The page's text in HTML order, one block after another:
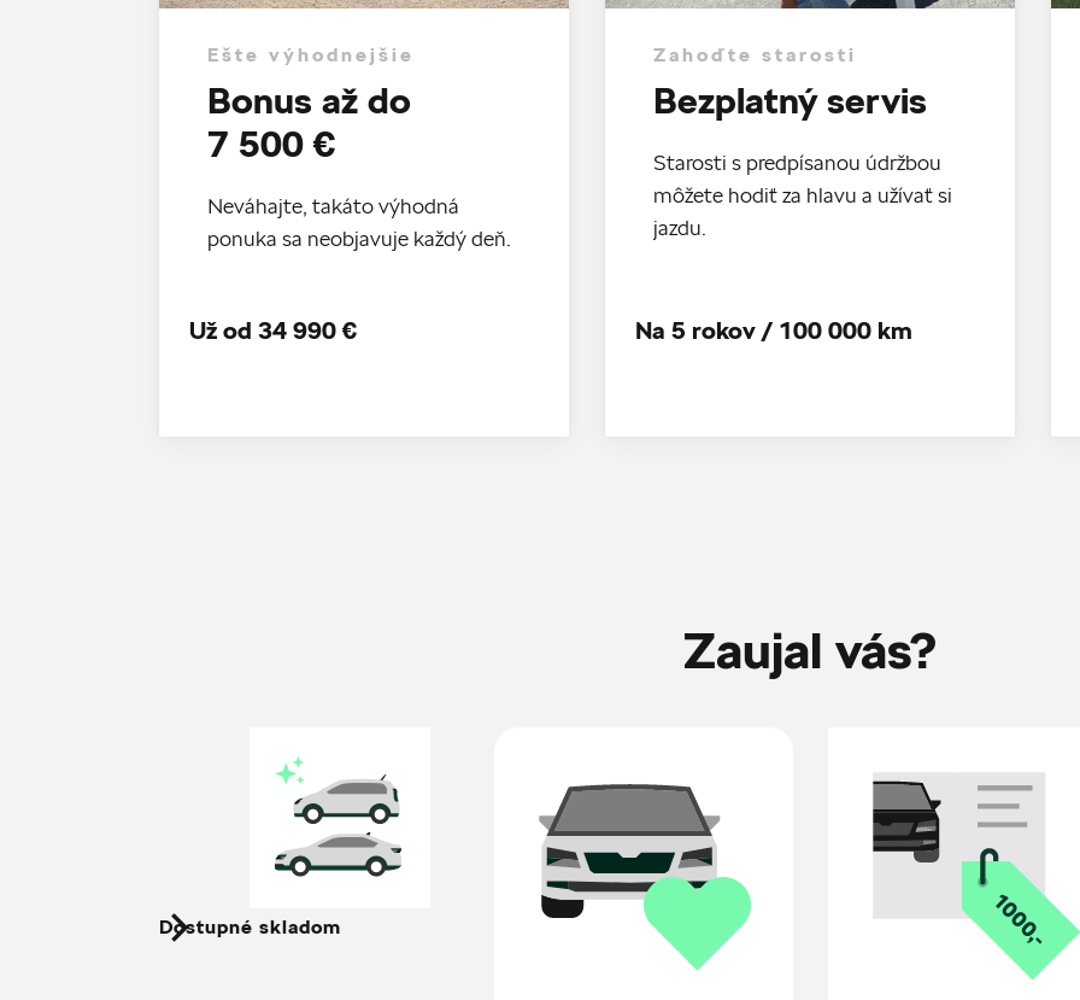
Ešte výhodnejšie
Bonus až do
7 500 €
Neváhajte, takáto výhodná
ponuka sa neobjavuje každý deň.
Už od 34 990 €
Zahoďte starosti
Bezplatný servis
Starosti s predpísanou údržbou
môžete hodiť za hlavu a užívať si
jazdu.
Na 5 rokov / 100 000 km
Zaujal vás?
Dostupné skladom